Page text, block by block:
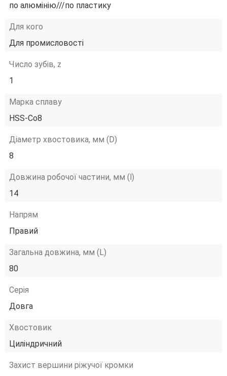
по алюмінію///по пластику
Для кого
Для промисловості
Число зубів, z
1
Марка сплаву
HSS-Co8
Діаметр хвостовика, мм (D)
8
Довжина робочої частини, мм (l)
14
Напрям
Правий
Загальна довжина, мм (L)
80
Серія
Довга
Хвостовик
Циліндричний
Захист вершини ріжучої кромки